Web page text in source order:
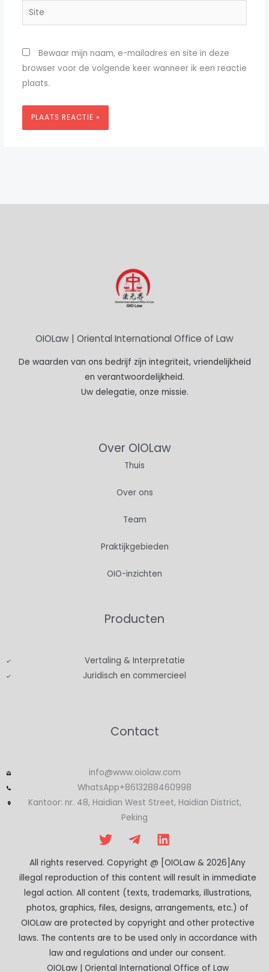
Site
Bewaar mijn naam, e-mailadres en site in deze
browser voor de volgende keer wanneer ik een reactie
plaats.
OIOLaw | Oriental International Office of Law
De waarden van ons bedrijf zijn integriteit, vriendelijkheid
en verantwoordelijkheid.
Uw delegatie, onze missie.
Over OIOLaw
Thuis
Over ons
Team
Praktijkgebieden
OIO-inzichten
Producten
Vertaling & Interpretatie
Juridisch en commercieel
Contact
info@www.oiolaw.com
WhatsApp+8613288460998
Kantoor: nr. 48, Haidian West Street, Haidian District,
Peking
All rights reserved. Copyright @ [OIOLaw & 2026]Any
illegal reproduction of this content will result in immediate
legal action. All content (texts, trademarks, illustrations,
photos, graphics, files, designs, arrangements, etc.) of
OIOLaw are protected by copyright and other protective
laws. The contents are to be used only in accordance with
law and regulations and under our consent.
OIOLaw | Oriental International Office of Law